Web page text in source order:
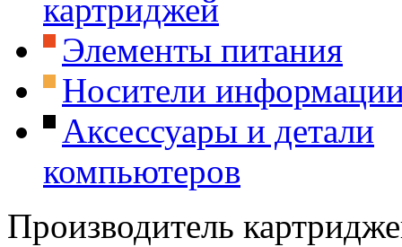
картриджей
Элементы питания
Носители
Аксессуары и детали
компьютеров
Производитель